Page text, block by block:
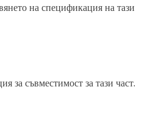
на спецификация на тази
за съвместимост за тази част.